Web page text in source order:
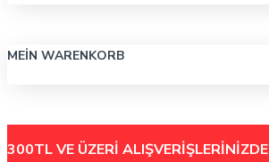
MEIN WARENKORB
300TL VE ÜZERİ ALIŞVERİŞLERİNİZDE